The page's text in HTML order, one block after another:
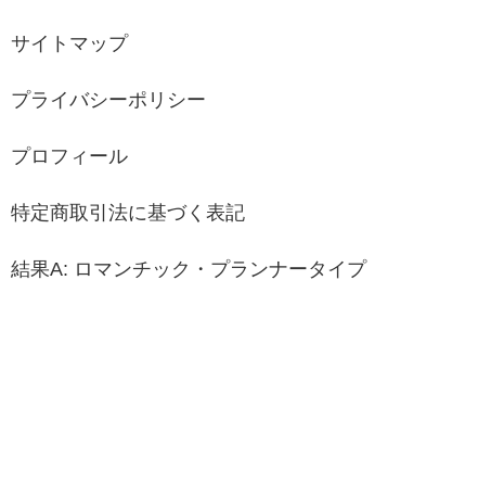
サイトマップ
プライバシーポリシー
プロフィール
特定商取引法に基づく表記
結果A: ロマンチック・プランナータイプ